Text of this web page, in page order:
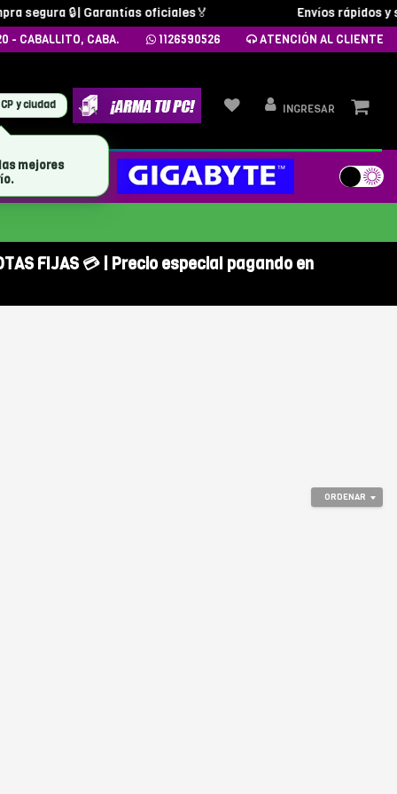
🔒| Garantías oficiales🏅 Envíos rápidos y
- CABALLITO, CABA. 1126590526 ATENCIÓN AL CLIENTE
y ciudad INGRESAR
MARCAS
FIJAS 💳 | Precio especial pagando en
ORDENAR
mejores